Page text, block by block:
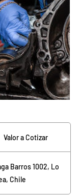
Valor a Cotizar
Barros 1002, Lo
Chile